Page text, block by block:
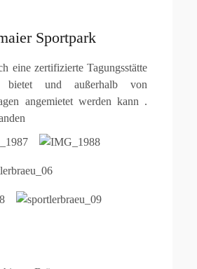
Sportpark
eine zertifizierte Tagungsstätte
und außerhalb von
angemietet werden kann .